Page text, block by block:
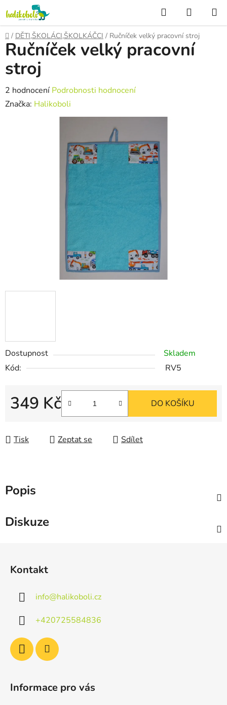
na
obsah
Hledat
KOŠÍK
Domů
/ DĚTI,ŠKOLÁCI,ŠKOLKÁČCI / Ručníček velký pracovní stroj
Dostupnost
Skladem
Kód:
RV5
349 Kč DO KOŠÍKU
Tisk Zeptat se Sdílet
Ručníček velký pracovní
stroj
Průměrné
hodnocení
2 hodnocení Podrobnosti hodnocení
Značka: Halikoboli
Popis
Diskuze
Kontakt
info@halikoboli.cz
+420725584836
Informace pro vás